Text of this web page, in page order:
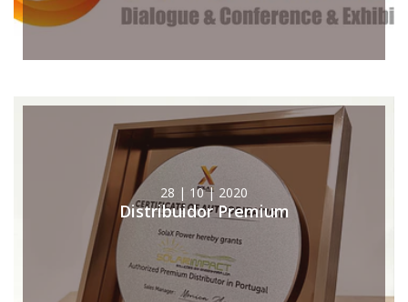
28 | 10 | 2020
Distribuidor Premium